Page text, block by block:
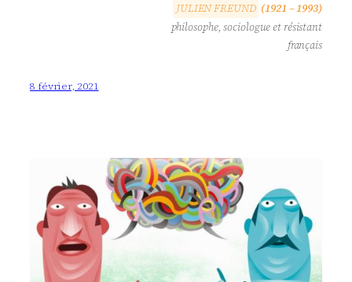
JULIENFREUND (1921 – 1993)
philosophe, sociologue et résistant
français
8 février, 2021